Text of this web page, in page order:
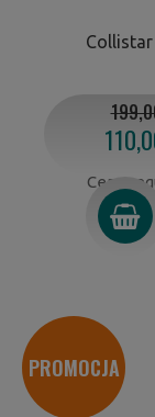
Cena
PROMOCJA